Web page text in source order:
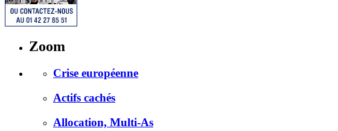
Zoom
Crise européenne
Actifs cachés
Allocation, Multi-As